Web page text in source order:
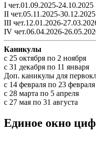
I чет.01.09.2025-24.10.2025
II чет.05.11.2025-30.12.2025
III чет.12.01.2026-
IV чет.06.04.2026-
Каникулы
c 25 октября по 2 ноября
c 31 декабря по 11 января
Доп. каникулы для
с 14 февраля по 23 февраля
с 28 марта по 5 апреля
с 27 мая по 31 августа
Единое окно